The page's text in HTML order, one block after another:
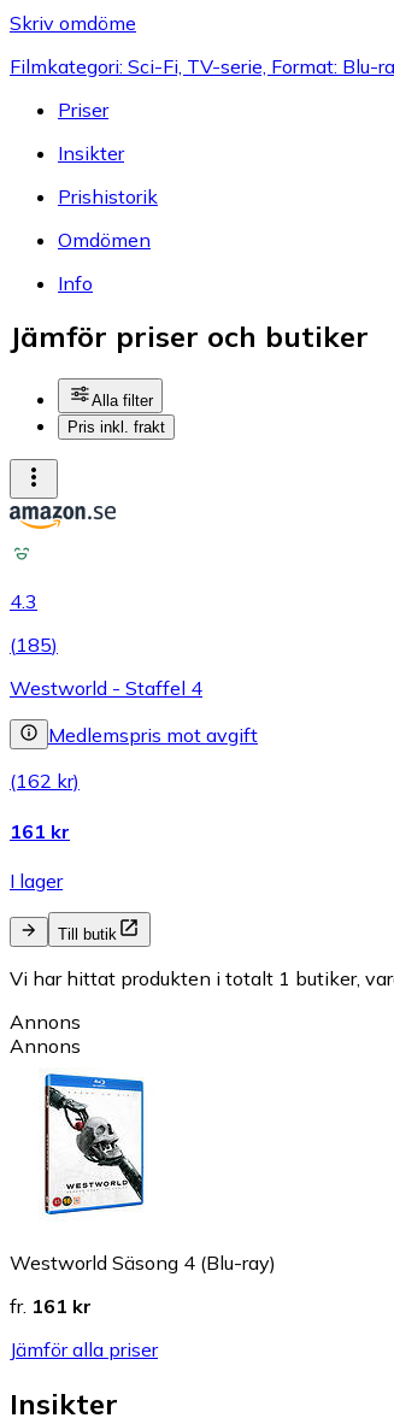
Skriv omdöme
Filmkategori: Sci-Fi, TV-serie, Format: Blu-
Priser
Insikter
Prishistorik
Omdömen
Info
Jämför priser och butiker
Alla filter
Pris inkl. frakt
4.3
(185)
Westworld - Staffel 4
Medlemspris mot avgift
(162 kr)
161 kr
I lager
Till butik
Vi har hittat produkten i totalt 1 butiker,
Annons
Annons
Westworld Säsong 4 (Blu-ray)
fr. 161 kr
Jämför alla priser
Insikter